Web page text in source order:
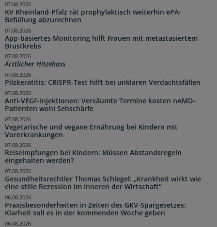
KV Rheinland-Pfalz rät prophylaktisch weiterhin ePA-
Befüllung abzurechnen
07.08.2026
App-basiertes Monitoring hilft Frauen mit metastasiertem
Brustkrebs
07.08.2026
Ärztlicher Hitzehass
07.08.2026
Pilzkeratitis: CRISPR-Test hilft bei unklaren Verdachtsfällen
07.08.2026
Anti-VEGF-Injektionen: Versäumte Termine kosten nAMD-
Patienten wohl Sehschärfe
07.08.2026
Vegetarische und vegane Ernährung bei Kindern mit
Vorerkrankungen
07.08.2026
Reiseimpfungen bei Kindern: Müssen Abstandsregeln
eingehalten werden?
07.08.2026
Gesundheitsrechtler Thomas Schlegel: „Krankheit wirkt wie
eine stille Rezession im Inneren der Wirtschaft“
07.08.2026
Praxisbesonderheiten in Zeiten des GKV-Spargesetzes:
Klarheit soll es in der kommenden Woche geben
06.08.2026
06.08.2026